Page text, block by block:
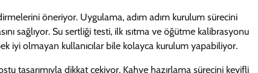
öneriyor. Uygulama, adım adım kurulum sürecini
sağlıyor. Su sertliği testi, ilk ısıtma ve öğütme kalibrasyonu
iyi olmayan kullanıcılar bile kolayca kurulum yapabiliyor.
tasarımıyla dikkat çekiyor. Kahve hazırlama sürecini keyifli